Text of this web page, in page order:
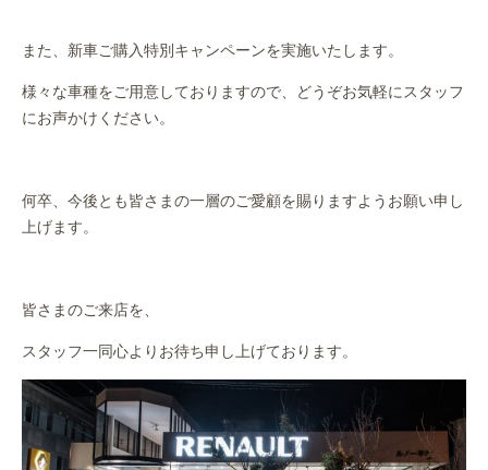
また、新車ご購入特別キャンペーンを実施いたします。
様々な車種をご用意しておりますので、どうぞお気軽にスタッフ
にお声かけください。
何卒、今後とも皆さまの一層のご愛顧を賜りますようお願い申し
上げます。
皆さまのご来店を、
スタッフ一同心よりお待ち申し上げております。